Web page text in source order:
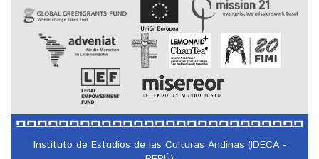
Instituto de Estudios de las Culturas Andinas (IDECA -